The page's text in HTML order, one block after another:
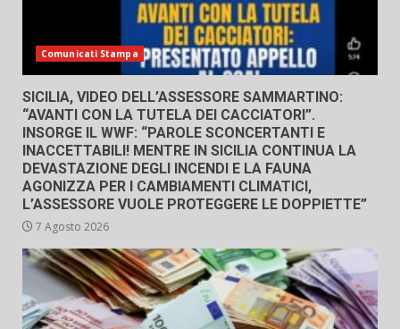
Comunicati Stampa
SICILIA, VIDEO DELL’ASSESSORE SAMMARTINO:
“AVANTI CON LA TUTELA DEI CACCIATORI”.
INSORGE IL WWF: “PAROLE SCONCERTANTI E
INACCETTABILI! MENTRE IN SICILIA CONTINUA LA
DEVASTAZIONE DEGLI INCENDI E LA FAUNA
AGONIZZA PER I CAMBIAMENTI CLIMATICI,
L’ASSESSORE VUOLE PROTEGGERE LE DOPPIETTE”
7 Agosto 2026